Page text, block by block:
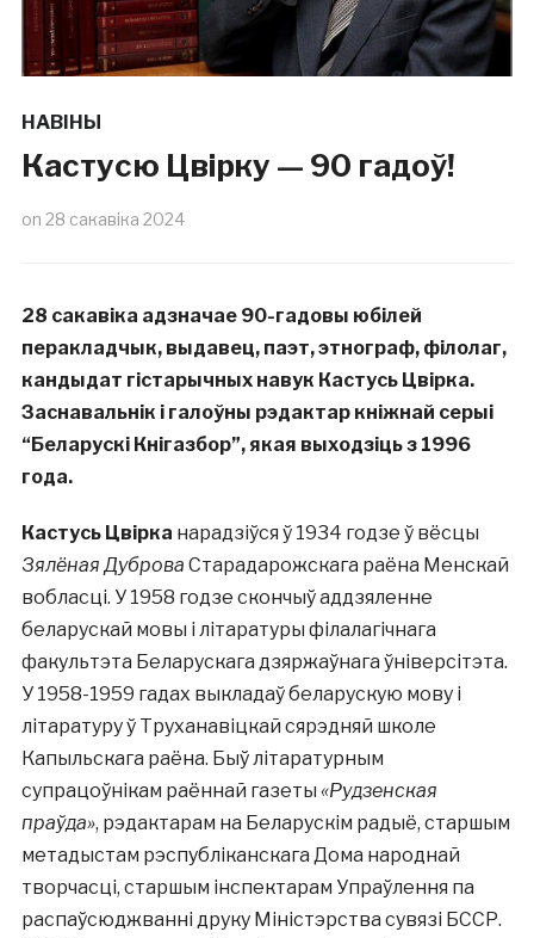
НАВІНЫ
Кастусю Цвірку — 90 гадоў!
on 28 сакавіка 2024
28 сакавіка адзначае 90-гадовы юбілей
перакладчык, выдавец, паэт, этнограф, філолаг,
кандыдат гістарычных навук Кастусь Цвірка.
Заснавальнік і галоўны рэдактар кніжнай серыі
“Беларускі Кнігазбор”, якая выходзіць з 1996
года.
Кастусь Цвірка нарадзіўся ў 1934 годзе ў вёсцы
Зялёная Дуброва Старадарожскага раёна Менскай
вобласці. У 1958 годзе скончыў аддзяленне
беларускай мовы і літаратуры філалагічнага
факультэта Беларускага дзяржаўнага ўніверсітэта.
У 1958-1959 гадах выкладаў беларускую мову і
літаратуру ў Труханавіцкай сярэдняй школе
Капыльскага раёна. Быў літаратурным
супрацоўнікам раённай газеты «Рудзенская
праўда», рэдактарам на Беларускім радыё, старшым
метадыстам рэспубліканскага Дома народнай
творчасці, старшым інспектарам Упраўлення па
распаўсюджванні друку Міністэрства сувязі БССР.